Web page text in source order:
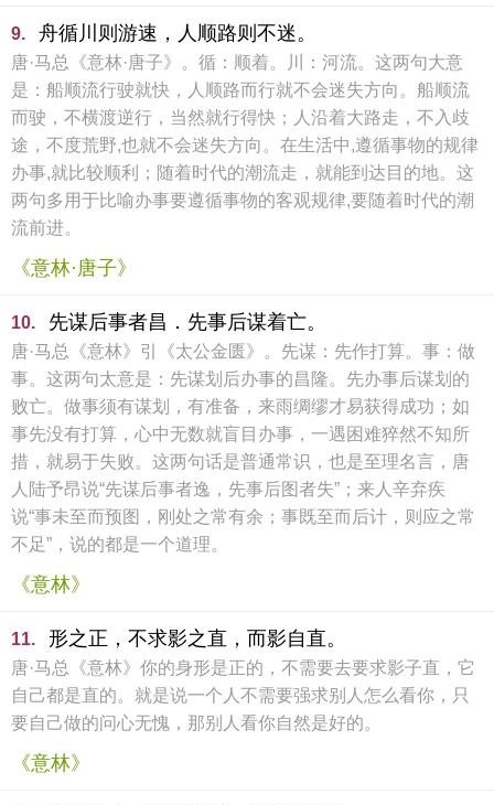
9. 舟循川则游速，人顺路则不迷。
唐·马总《意林·唐子》。循：顺着。川：河流。这两句大意
是：船顺流行驶就快，人顺路而行就不会迷失方向。船顺流
而驶，不横渡逆行，当然就行得快；人沿着大路走，不入歧
途，不度荒野,也就不会迷失方向。在生活中,遵循事物的规律
办事,就比较顺利；随着时代的潮流走，就能到达目的地。这
两句多用于比喻办事要遵循事物的客观规律,要随着时代的潮
流前进。
《意林·唐子》
10. 先谋后事者昌．先事后谋着亡。
唐·马总《意林》引《太公金匮》。先谋：先作打算。事：做
事。这两句太意是：先谋划后办事的昌隆。先办事后谋划的
败亡。做事须有谋划，有准备，来雨绸缪才易获得成功；如
事先没有打算，心中无数就盲目办事，一遇困难猝然不知所
措，就易于失败。这两句话是普通常识，也是至理名言，唐
人陆予昂说“先谋后事者逸，先事后图者失”；来人辛弃疾
说“事未至而预图，刚处之常有余；事既至而后计，则应之常
不足”，说的都是一个道理。
《意林》
11. 形之正，不求影之直，而影自直。
唐·马总《意林》你的身形是正的，不需要去要求影子直，它
自己都是直的。就是说一个人不需要强求别人怎么看你，只
要自己做的问心无愧，那别人看你自然是好的。
《意林》